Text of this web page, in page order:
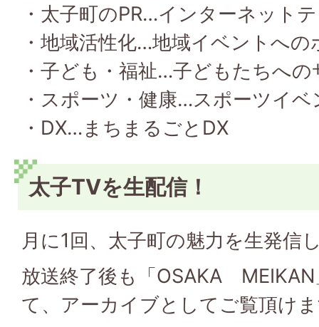
・太子町のPR…インターネット
・地域活性化…地域イベントへ
・子ども・福祉…子どもたちへ
・スポーツ・健康…スポーツイ
・DX…まちまるごとDX
太子TVを生配信！
月に1回、太子町の魅力を生発信
放送終了後も「OSAKA
て、アーカイブとしてご覧頂け